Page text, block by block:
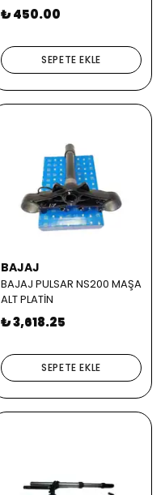
₺ 450.00
SEPETE EKLE
BAJAJ
BAJAJ PULSAR NS200 MAŞA
ALT PLATİN
₺ 3,618.25
SEPETE EKLE